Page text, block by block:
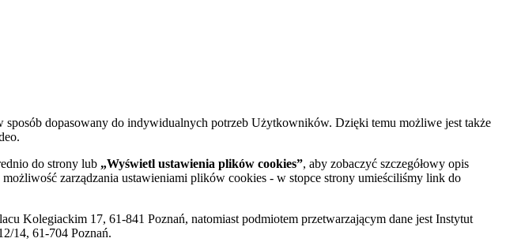
dopasowany do indywidualnych potrzeb Użytkowników. Dzięki temu możliwe jest także
do strony lub „Wyświetl ustawienia plików cookies”, aby zobaczyć szczegółowy opis
zarządzania ustawieniami plików cookies - w stopce strony umieściliśmy link do
Kolegiackim 17, 61-841 Poznań, natomiast podmiotem przetwarzającym dane jest Instytut
14, 61-704 Poznań.